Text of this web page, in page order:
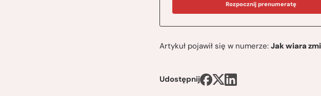
Rozpocznij prenumeratę
Artykuł pojawił się w numerze:Jak wiara
Udostępnij